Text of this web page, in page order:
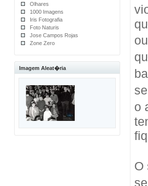
Olhares
1000 Imagens
Iris Fotografia
Foto Naturis
Jose Campos Rojas
Zone Zero
Imagem Aleat�ria
o
O